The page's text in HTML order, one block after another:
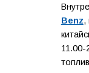
Benz,
11.00-